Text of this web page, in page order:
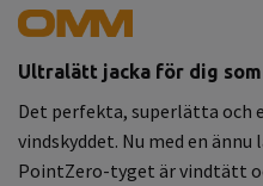
Ultralätt jacka för dig
Det perfekta, superlätta och
vindskyddet. Nu med en
PointZero-tyget är vindtätt